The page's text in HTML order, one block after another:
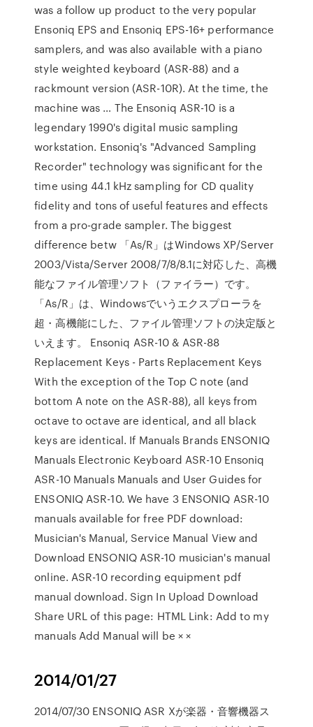
was a follow up product to the very popular
Ensoniq EPS and Ensoniq EPS-16+ performance
samplers, and was also available with a piano
style weighted keyboard (ASR-88) and a
rackmount version (ASR-10R). At the time, the
machine was … The Ensoniq ASR-10 is a
legendary 1990's digital music sampling
workstation. Ensoniq's "Advanced Sampling
Recorder" technology was significant for the
time using 44.1 kHz sampling for CD quality
fidelity and tons of useful features and effects
from a pro-grade sampler. The biggest
difference betw 「As/R」はWindows XP/Server
2003/Vista/Server 2008/7/8/8.1に対応した、高機
能なファイル管理ソフト（ファイラー）です。
「As/R」は、Windowsでいうエクスプローラを
超・高機能にした、ファイル管理ソフトの決定版と
いえます。 Ensoniq ASR-10 & ASR-88
Replacement Keys - Parts Replacement Keys
With the exception of the Top C note (and
bottom A note on the ASR-88), all keys from
octave to octave are identical, and all black
keys are identical. If Manuals Brands ENSONIQ
Manuals Electronic Keyboard ASR-10 Ensoniq
ASR-10 Manuals Manuals and User Guides for
ENSONIQ ASR-10. We have 3 ENSONIQ ASR-10
manuals available for free PDF download:
Musician's Manual, Service Manual View and
Download ENSONIQ ASR-10 musician's manual
online. ASR-10 recording equipment pdf
manual download. Sign In Upload Download
Share URL of this page: HTML Link: Add to my
manuals Add Manual will be × ×
2014/01/27
2014/07/30 ENSONIQ ASR Xが楽器・音響機器ス